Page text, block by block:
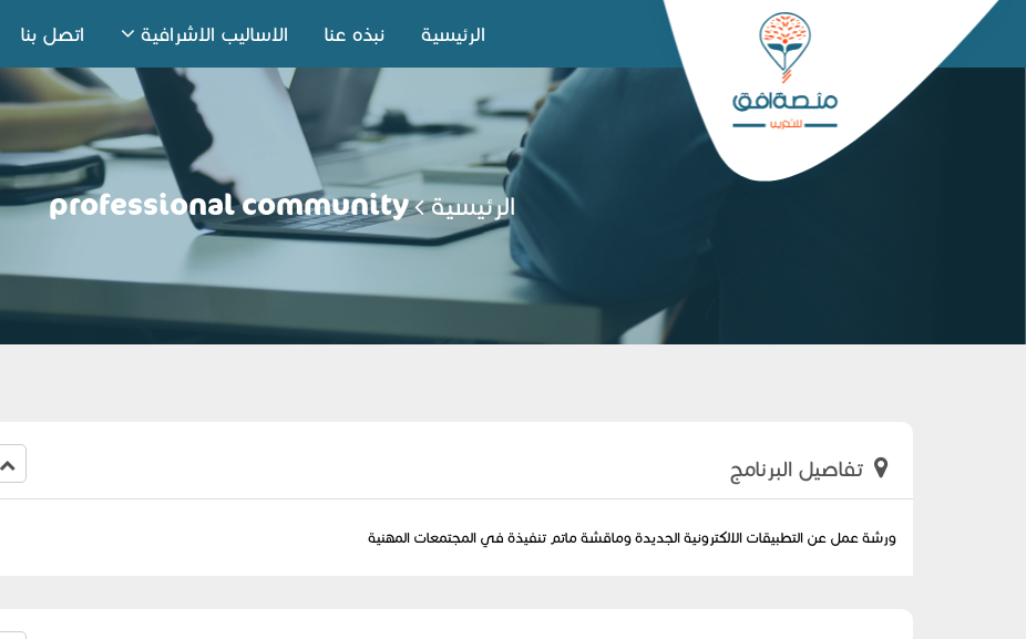
الرئيسية نبذه عنا الاساليب الاشرافية اتصل بنا
الرئيسية professional community
تفاصيل البرنامج
ورشة عمل عن التطبيقات الالكترونية الجديدة وماقشة ماتم تنفيذة في المجتمعات المهنية